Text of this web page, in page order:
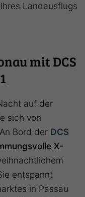
Landausflugs
mit DCS
auf der
sich von
Bord der DCS
X-
entspannt
in Passau